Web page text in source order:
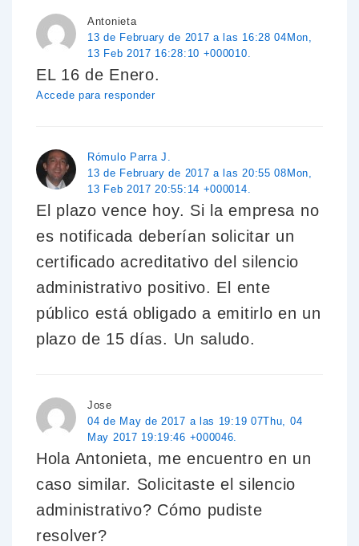
Antonieta
13 de February de 2017 a las 16:28 04Mon,
13 Feb 2017 16:28:10 +000010.
EL 16 de Enero.
Accede para responder
Rómulo Parra J.
13 de February de 2017 a las 20:55 08Mon,
13 Feb 2017 20:55:14 +000014.
El plazo vence hoy. Si la empresa no
es notificada deberían solicitar un
certificado acreditativo del silencio
administrativo positivo. El ente
público está obligado a emitirlo en un
plazo de 15 días. Un saludo.
Jose
04 de May de 2017 a las 19:19 07Thu, 04
May 2017 19:19:46 +000046.
Hola Antonieta, me encuentro en un
caso similar. Solicitaste el silencio
administrativo? Cómo pudiste
resolver?